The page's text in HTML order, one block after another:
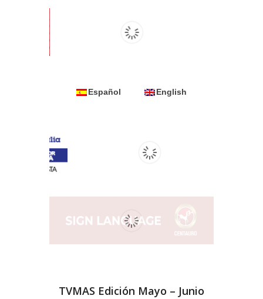
Español English
TVMAS Edición Mayo – Junio